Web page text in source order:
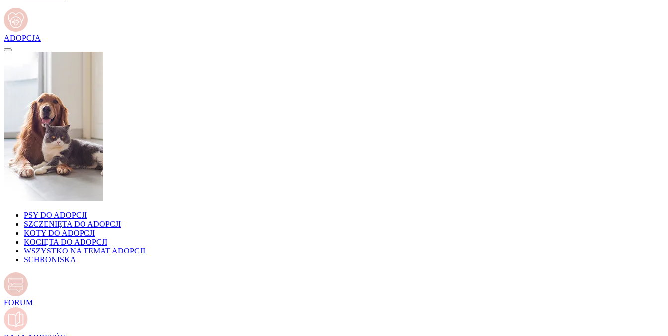
ADOPCJA
PSY DO ADOPCJI
SZCZENIĘTA DO ADOPCJI
KOTY DO ADOPCJI
KOCIĘTA DO ADOPCJI
WSZYSTKO NA TEMAT ADOPCJI
SCHRONISKA
FORUM